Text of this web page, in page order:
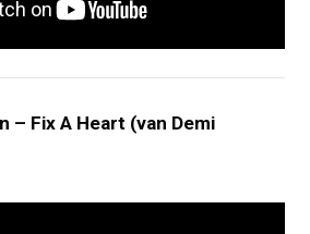
– Fix A Heart (van Demi